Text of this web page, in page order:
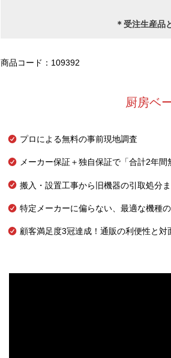
＊受注生産品
商品コード：109392
厨房ベ
プロによる無料の事前現地調査
メーカー保証＋独自保証で「合計2年間
搬入・設置工事から旧機器の引取処分
特定メーカーに偏らない、最適な機種
顧客満足度3冠達成！通販の利便性と